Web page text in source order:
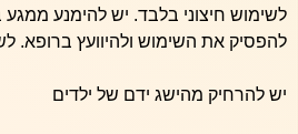
לשימוש חיצוני בלבד. יש להימנע ממגע
להפסיק את השימוש ולהיוועץ ברופא.
יש להרחיק מהישג ידם של ילדים